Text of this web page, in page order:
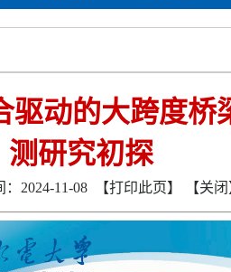
驱动的大跨度桥
测研究初探
：2024-11-08 【打印此页】 【关闭